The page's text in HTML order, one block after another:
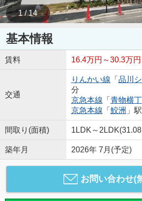
1 / 14
基本情報
賃料 16.4万円～30.3万円
交通
りんかい線 「 品川
分
京急本線 「 青物横丁
京急本線 「 鮫洲 」
間取り(面積) 1LDK～
築年月 2026年 7月(予定)
お問い合わせ(